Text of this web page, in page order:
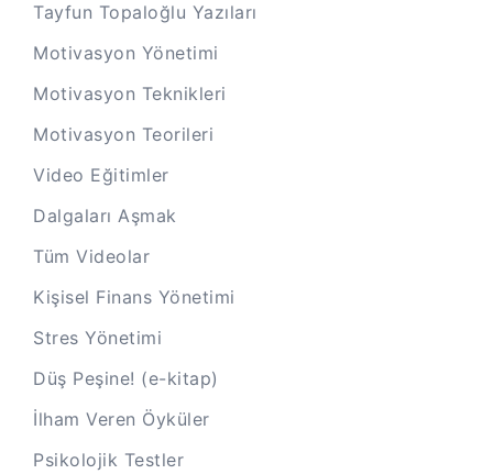
Tayfun Topaloğlu Yazıları
Motivasyon Yönetimi
Motivasyon Teknikleri
Motivasyon Teorileri
Video Eğitimler
Dalgaları Aşmak
Tüm Videolar
Kişisel Finans Yönetimi
Stres Yönetimi
Düş Peşine! (e-kitap)
İlham Veren Öyküler
Psikolojik Testler